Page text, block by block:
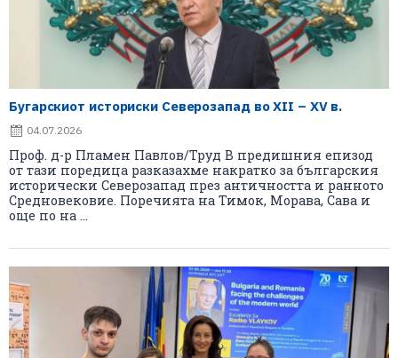
Бугарскиот историски Северозапад во XII – XV в.
04.07.2026
Проф. д-р Пламен Павлов/Труд В предишния епизод
от тази поредица разказахме накратко за българския
исторически Северозапад през античността и ранното
Средновековие. Поречията на Тимок, Морава, Сава и
още по на ...